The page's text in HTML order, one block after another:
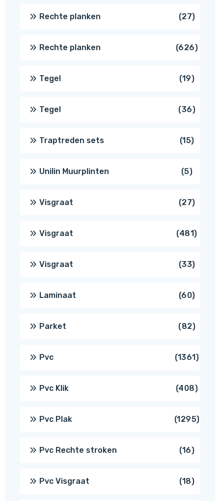
Rechte planken 2727
Rechte planken 626626
Tegel 1919
Tegel 3636
Traptreden sets 1515
Unilin Muurplinten 55
Visgraat 2727
Visgraat 481481
Visgraat 3333
Laminaat 6060
Parket 8282
Pvc 13611361
Pvc Klik 408408
Pvc Plak 12951295
Pvc Rechte stroken 1616
Pvc Visgraat 1818